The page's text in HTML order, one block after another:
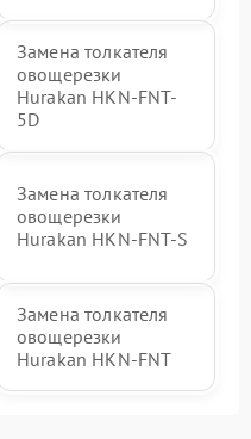
Замена толкателя
овощерезки
Hurakan HKN-FNT-
5D
Замена толкателя
овощерезки
Hurakan HKN-FNT-S
Замена толкателя
овощерезки
Hurakan HKN-FNT